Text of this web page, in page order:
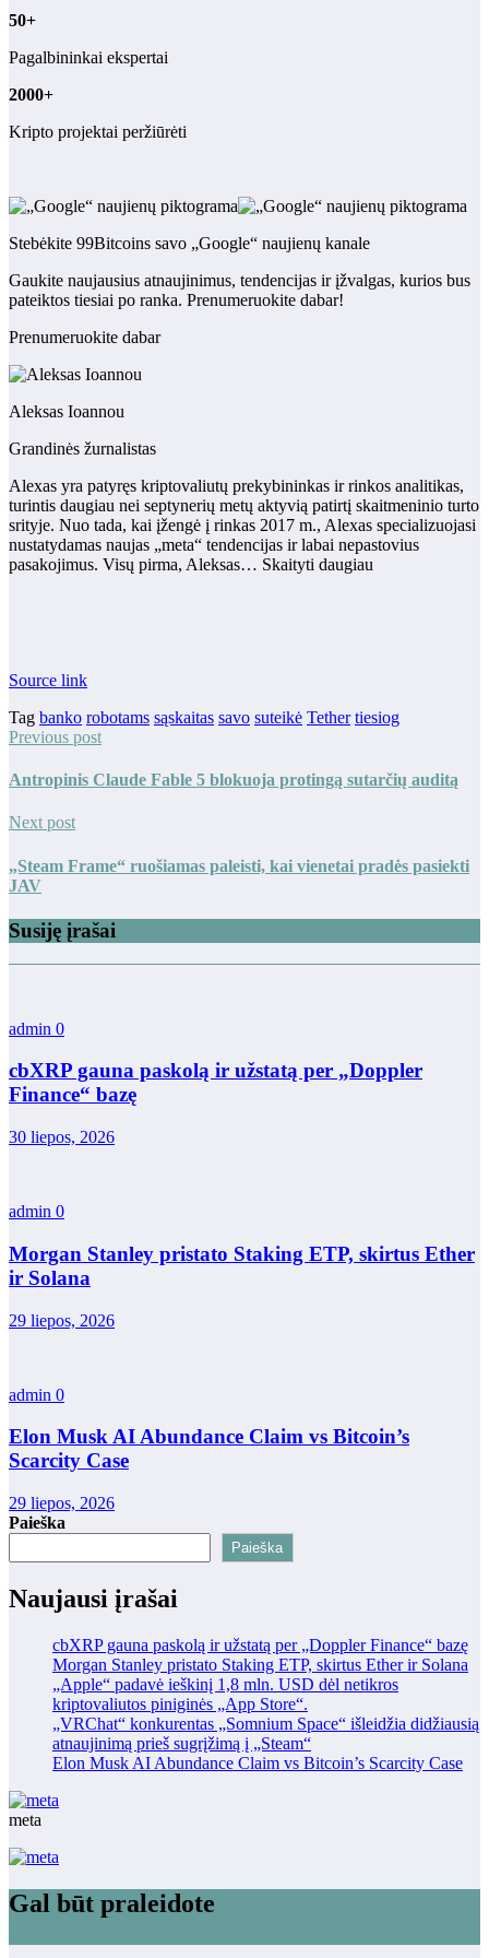
50+
Pagalbininkai ekspertai
2000+
Kripto projektai peržiūrėti
Stebėkite 99Bitcoins savo „Google“ naujienų kanale
Gaukite naujausius atnaujinimus, tendencijas ir įžvalgas, kurios bus
pateiktos tiesiai po ranka. Prenumeruokite dabar!
Prenumeruokite dabar
Aleksas Ioannou
Grandinės žurnalistas
Alexas yra patyręs kriptovaliutų prekybininkas ir rinkos analitikas,
turintis daugiau nei septynerių metų aktyvią patirtį skaitmeninio turto
srityje. Nuo tada, kai įžengė į rinkas 2017 m., Alexas specializuojasi
nustatydamas naujas „meta“ tendencijas ir labai nepastovius
pasakojimus. Visų pirma, Aleksas… Skaityti daugiau
Source link
Tag banko robotams sąskaitas savo suteikė Tether tiesiog
Previous post
Antropinis Claude Fable 5 blokuoja protingą sutarčių auditą
Next post
„Steam Frame“ ruošiamas paleisti, kai vienetai pradės pasiekti
JAV
Susiję įrašai
admin 0
cbXRP gauna paskolą ir užstatą per „Doppler
Finance“ bazę
30 liepos, 2026
admin 0
Morgan Stanley pristato Staking ETP, skirtus Ether
ir Solana
29 liepos, 2026
admin 0
Elon Musk AI Abundance Claim vs Bitcoin’s
Scarcity Case
29 liepos, 2026
Paieška
Paieška
Naujausi įrašai
cbXRP gauna paskolą ir užstatą per „Doppler Finance“ bazę
Morgan Stanley pristato Staking ETP, skirtus Ether ir Solana
„Apple“ padavė ieškinį 1,8 mln. USD dėl netikros
kriptovaliutos piniginės „App Store“.
„VRChat“ konkurentas „Somnium Space“ išleidžia didžiausią
atnaujinimą prieš sugrįžimą į „Steam“
Elon Musk AI Abundance Claim vs Bitcoin’s Scarcity Case
meta
Gal būt praleidote